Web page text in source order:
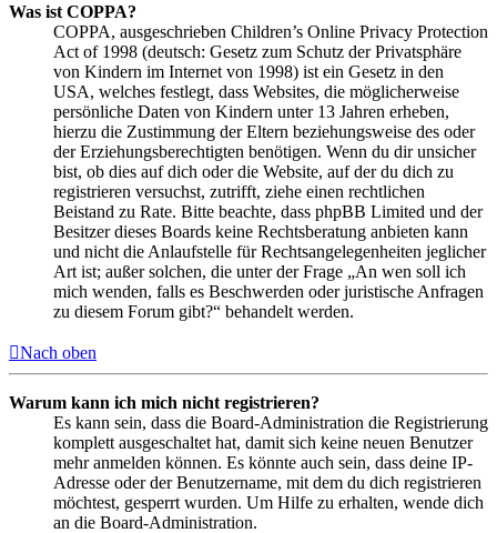
Was ist COPPA?
COPPA, ausgeschrieben Children’s Online Privacy Protection
Act of 1998 (deutsch: Gesetz zum Schutz der Privatsphäre
von Kindern im Internet von 1998) ist ein Gesetz in den
USA, welches festlegt, dass Websites, die möglicherweise
persönliche Daten von Kindern unter 13 Jahren erheben,
hierzu die Zustimmung der Eltern beziehungsweise des oder
der Erziehungsberechtigten benötigen. Wenn du dir unsicher
bist, ob dies auf dich oder die Website, auf der du dich zu
registrieren versuchst, zutrifft, ziehe einen rechtlichen
Beistand zu Rate. Bitte beachte, dass phpBB Limited und der
Besitzer dieses Boards keine Rechtsberatung anbieten kann
und nicht die Anlaufstelle für Rechtsangelegenheiten jeglicher
Art ist; außer solchen, die unter der Frage „An wen soll ich
mich wenden, falls es Beschwerden oder juristische Anfragen
zu diesem Forum gibt?“ behandelt werden.
Nach oben
Warum kann ich mich nicht registrieren?
Es kann sein, dass die Board-Administration die Registrierung
komplett ausgeschaltet hat, damit sich keine neuen Benutzer
mehr anmelden können. Es könnte auch sein, dass deine IP-
Adresse oder der Benutzername, mit dem du dich registrieren
möchtest, gesperrt wurden. Um Hilfe zu erhalten, wende dich
an die Board-Administration.